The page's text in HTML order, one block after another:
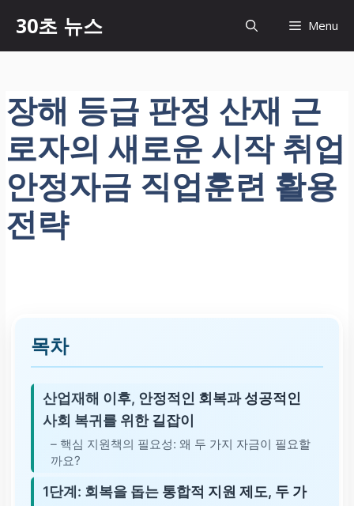
츠
너
뛰
기
30초 뉴스 Menu
장해 등급 판정 산재 근
로자의 새로운 시작 취업
안정자금 직업훈련 활용
전략
목차
산업재해 이후, 안정적인 회복과 성공적인
사회 복귀를 위한 길잡이
– 핵심 지원책의 필요성: 왜 두 가지 자금이 필요할
까요?
1단계: 회복을 돕는 통합적 지원 제도, 두 가